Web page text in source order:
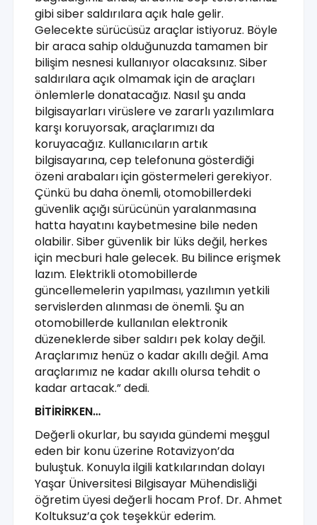
gibi siber saldırılara açık hale gelir.
Gelecekte sürücüsüz araçlar istiyoruz. Böyle
bir araca sahip olduğunuzda tamamen bir
bilişim nesnesi kullanıyor olacaksınız. Siber
saldırılara açık olmamak için de araçları
önlemlerle donatacağız. Nasıl şu anda
bilgisayarları virüslere ve zararlı yazılımlara
karşı koruyorsak, araçlarımızı da
koruyacağız. Kullanıcıların artık
bilgisayarına, cep telefonuna gösterdiği
özeni arabaları için göstermeleri gerekiyor.
Çünkü bu daha önemli, otomobillerdeki
güvenlik açığı sürücünün yaralanmasına
hatta hayatını kaybetmesine bile neden
olabilir. Siber güvenlik bir lüks değil, herkes
için mecburi hale gelecek. Bu bilince erişmek
lazım. Elektrikli otomobillerde
güncellemelerin yapılması, yazılımın yetkili
servislerden alınması de önemli. Şu an
otomobillerde kullanılan elektronik
düzeneklerde siber saldırı pek kolay değil.
Araçlarımız henüz o kadar akıllı değil. Ama
araçlarımız ne kadar akıllı olursa tehdit o
kadar artacak.” dedi.
BİTİRİRKEN…
Değerli okurlar, bu sayıda gündemi meşgul
eden bir konu üzerine Rotavizyon’da
buluştuk. Konuyla ilgili katkılarından dolayı
Yaşar Üniversitesi Bilgisayar Mühendisliği
öğretim üyesi değerli hocam Prof. Dr. Ahmet
Koltuksuz’a çok teşekkür ederim.